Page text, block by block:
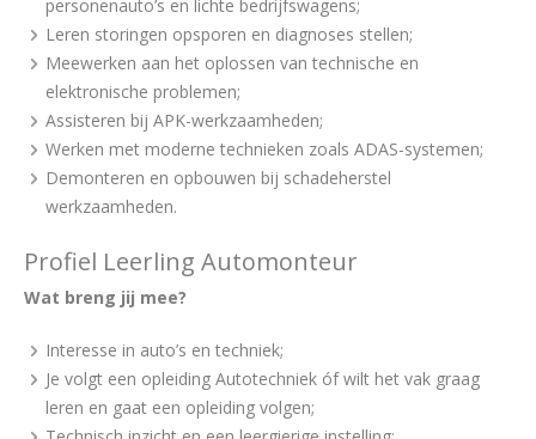
personenauto’s en lichte bedrijfswagens;
Leren storingen opsporen en diagnoses stellen;
Meewerken aan het oplossen van technische en
elektronische problemen;
Assisteren bij APK-werkzaamheden;
Werken met moderne technieken zoals ADAS-systemen;
Demonteren en opbouwen bij schadeherstel
werkzaamheden.
Profiel Leerling Automonteur
Wat breng jij mee?
Interesse in auto’s en techniek;
Je volgt een opleiding Autotechniek óf wilt het vak graag
leren en gaat een opleiding volgen;